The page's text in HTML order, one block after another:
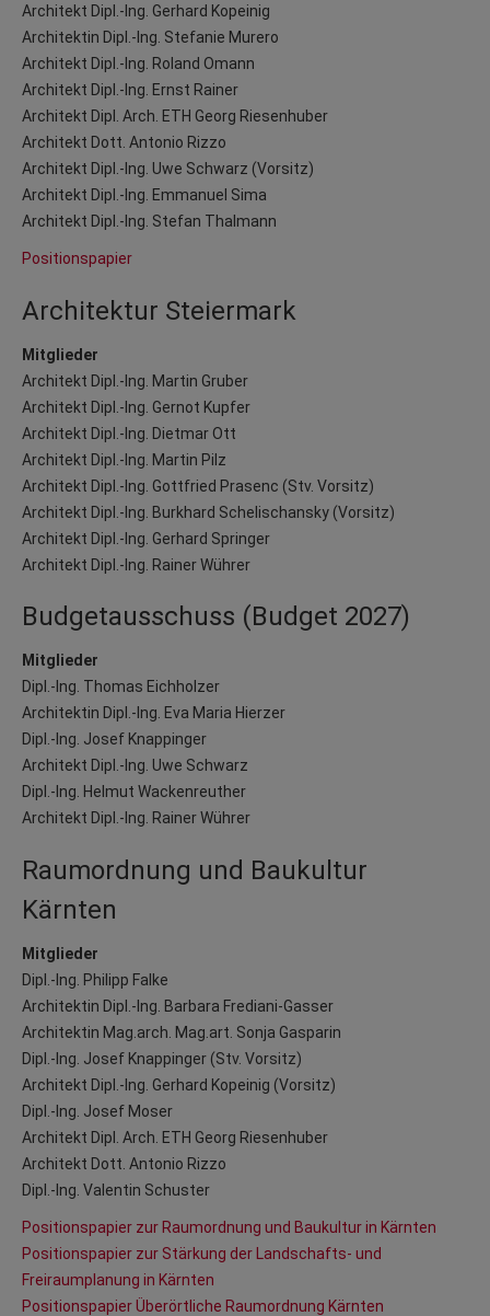
Architekt Dipl.-Ing. Gerhard Kopeinig
Architektin Dipl.-Ing. Stefanie Murero
Architekt Dipl.-Ing. Roland Omann
Architekt Dipl.-Ing. Ernst Rainer
Architekt Dipl. Arch. ETH Georg Riesenhuber
Architekt Dott. Antonio Rizzo
Architekt Dipl.-Ing. Uwe Schwarz (Vorsitz)
Architekt Dipl.-Ing. Emmanuel Sima
Architekt Dipl.-Ing. Stefan Thalmann
Positionspapier
Architektur Steiermark
Mitglieder
Architekt Dipl.-Ing. Martin Gruber
Architekt Dipl.-Ing. Gernot Kupfer
Architekt Dipl.-Ing. Dietmar Ott
Architekt Dipl.-Ing. Martin Pilz
Architekt Dipl.-Ing. Gottfried Prasenc (Stv. Vorsitz)
Architekt Dipl.-Ing. Burkhard Schelischansky (Vorsitz)
Architekt Dipl.-Ing. Gerhard Springer
Architekt Dipl.-Ing. Rainer Wührer
Budgetausschuss (Budget 2027)
Mitglieder
Dipl.-Ing. Thomas Eichholzer
Architektin Dipl.-Ing. Eva Maria Hierzer
Dipl.-Ing. Josef Knappinger
Architekt Dipl.-Ing. Uwe Schwarz
Dipl.-Ing. Helmut Wackenreuther
Architekt Dipl.-Ing. Rainer Wührer
Raumordnung und Baukultur
Kärnten
Mitglieder
Dipl.-Ing. Philipp Falke
Architektin Dipl.-Ing. Barbara Frediani-Gasser
Architektin Mag.arch. Mag.art. Sonja Gasparin
Dipl.-Ing. Josef Knappinger (Stv. Vorsitz)
Architekt Dipl.-Ing. Gerhard Kopeinig (Vorsitz)
Dipl.-Ing. Josef Moser
Architekt Dipl. Arch. ETH Georg Riesenhuber
Architekt Dott. Antonio Rizzo
Dipl.-Ing. Valentin Schuster
Positionspapier zur Raumordnung und Baukultur in Kärnten
Positionspapier zur Stärkung der Landschafts- und
Freiraumplanung in Kärnten
Positionspapier Überörtliche Raumordnung Kärnten